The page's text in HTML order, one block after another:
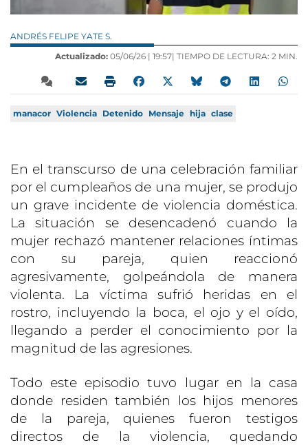
ANDRÉS FELIPE YATE S.
Actualizado: 05/06/26 | 19:57| TIEMPO DE LECTURA: 2 MIN.
manacor Violencia Detenido Mensaje hija clase
En el transcurso de una celebración familiar
por el cumpleaños de una mujer, se produjo
un grave incidente de violencia doméstica.
La situación se desencadenó cuando la
mujer rechazó mantener relaciones íntimas
con su pareja, quien reaccionó
agresivamente, golpeándola de manera
violenta. La víctima sufrió heridas en el
rostro, incluyendo la boca, el ojo y el oído,
llegando a perder el conocimiento por la
magnitud de las agresiones.
Todo este episodio tuvo lugar en la casa
donde residen también los hijos menores
de la pareja, quienes fueron testigos
directos de la violencia, quedando